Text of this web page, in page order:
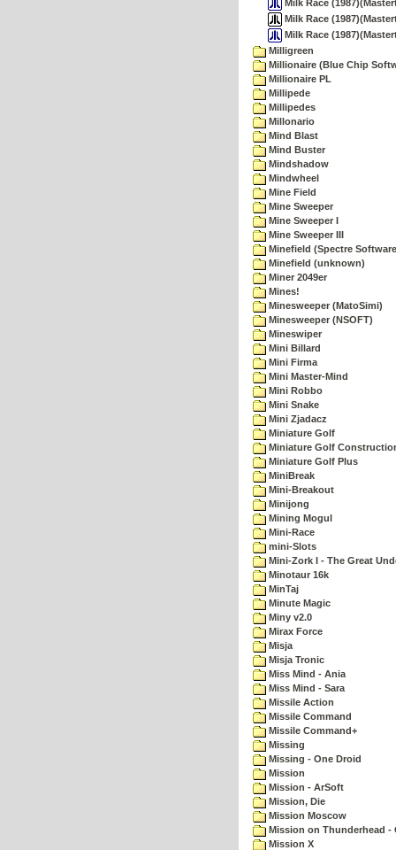
Milk Race
Milk Race
Milk Race
Milligreen
Millionaire (Blue Chip
Millionaire PL
Millipede
Millipedes
Millonario
Mind Blast
Mind Buster
Mindshadow
Mindwheel
Mine Field
Mine Sweeper
Mine Sweeper I
Mine Sweeper III
Minefield (Spectre
Minefield (unknown)
Miner 2049er
Mines!
Minesweeper (MatoSimi)
Minesweeper (NSOFT)
Mineswiper
Mini Billard
Mini Firma
Mini Master-Mind
Mini Robbo
Mini Snake
Mini Zjadacz
Miniature Golf
Miniature Golf
Miniature Golf Plus
MiniBreak
Mini-Breakout
Minijong
Mining Mogul
Mini-Race
mini-Slots
Mini-Zork I - The Great
Minotaur 16k
MinTaj
Minute Magic
Miny v2.0
Mirax Force
Misja
Misja Tronic
Miss Mind - Ania
Miss Mind - Sara
Missile Action
Missile Command
Missile Command+
Missing
Missing - One Droid
Mission
Mission - ArSoft
Mission, Die
Mission Moscow
Mission on Thunderhead -
Mission X